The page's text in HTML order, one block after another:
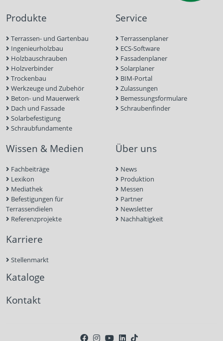
Produkte
Terrassen- und Gartenbau
Ingenieurholzbau
Holzbauschrauben
Holzverbinder
Trockenbau
Werkzeuge und Zubehör
Beton- und Mauerwerk
Dach und Fassade
Solarbefestigung
Schraubfundamente
Service
Terrassenplaner
ECS-Software
Fassadenplaner
Solarplaner
BIM-Portal
Zulassungen
Bemessungsformulare
Schraubenfinder
Wissen & Medien
Fachbeiträge
Lexikon
Mediathek
Befestigungen für
Terrassendielen
Referenzprojekte
Über uns
News
Produktion
Messen
Partner
Newsletter
Nachhaltigkeit
Karriere
Stellenmarkt
Kataloge
Kontakt